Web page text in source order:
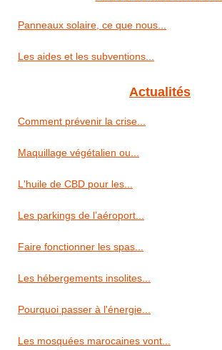
Panneaux solaire, ce que nous...
Les aides et les subventions...
Actualités
Comment prévenir la crise...
Maquillage végétalien ou...
L'huile de CBD pour les...
Les parkings de l’aéroport...
Faire fonctionner les spas...
Les hébergements insolites...
Pourquoi passer à l'énergie...
Les mosquées marocaines vont...